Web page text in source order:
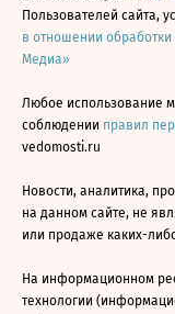
Пользователей сайта,
в отношении
Медиа»
Любое использование
соблюдении правил
vedomosti.ru
Новости, аналитика,
на данном сайте, не
или продаже каких-
На информационном
технологии